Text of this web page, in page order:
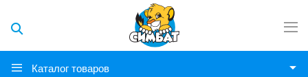
Каталог товаров